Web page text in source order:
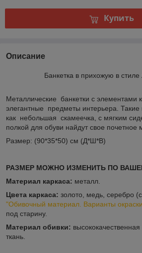
Купить
Описание
Банкетка в прихожую в
Металлические банкетки с элементами
элегантные предметы интерьера. Такие
как небольшая скамеечка, с мягким
полкой для обуви найдут свое почетное
Размер: (90*35*50) см (Д*Ш*В)
РАЗМЕР МОЖНО ИЗМЕНИТЬ ПО
Материал каркаса: металл.
Цвета каркаса: золото, медь, серебро
"Обивочный материал. Варианты
под старину.
Материал обивки:
ткань.